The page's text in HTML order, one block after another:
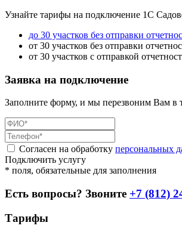
Узнайте тарифы на подключение 1С
до 30 участков без отправки
от 30 участков без отправки
от 30 участков с отправкой
Заявка на подключение
Заполните форму, и мы перезвоним Вам в
Согласен на обработку персональных
Подключить услугу
* поля, обязательные для заполнения
Есть вопросы? Звоните +7 (812)
Тарифы